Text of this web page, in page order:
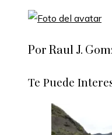
Por Raul J.
Te Puede